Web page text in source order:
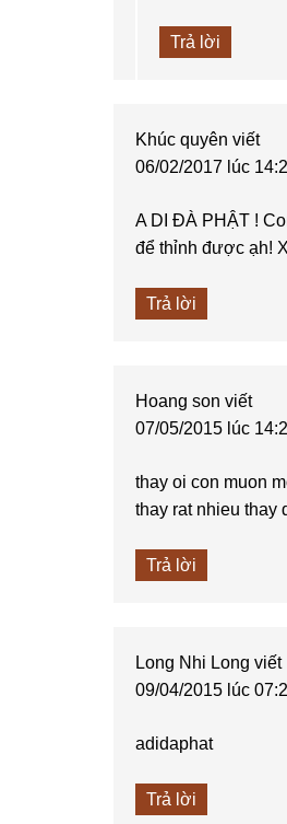
Trả lời
Khúc quyên viết
06/02/2017 lúc
A DI ĐÀ PHẬT !
để thỉnh được ạh!
Trả lời
Hoang son viết
07/05/2015 lúc
thay oi con muon
thay rat nhieu thay
Trả lời
Long Nhi Long viết
09/04/2015 lúc
adidaphat
Trả lời